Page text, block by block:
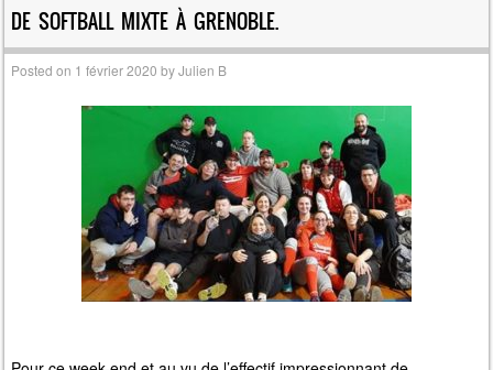
DE SOFTBALL MIXTE À GRENOBLE.
Posted on 1 février 2020 byJulien B